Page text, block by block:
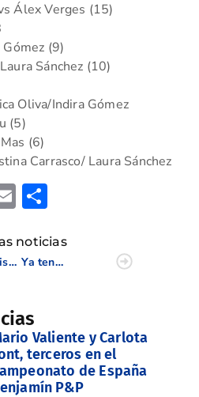
Álex Verges (15)
(9)
Sánchez (10)
Oliva/Indira Gómez
(5)
(6)
Carrasco/ Laura Sánchez
Email
noticias
Dieciséis seniors valencianas, en el Campeonato de España Individual
Ya tenemos semifinales de la X Copa Match Play CV en Panorámica (J.3)
Valiente y Carlota
terceros en el
de España
P&P